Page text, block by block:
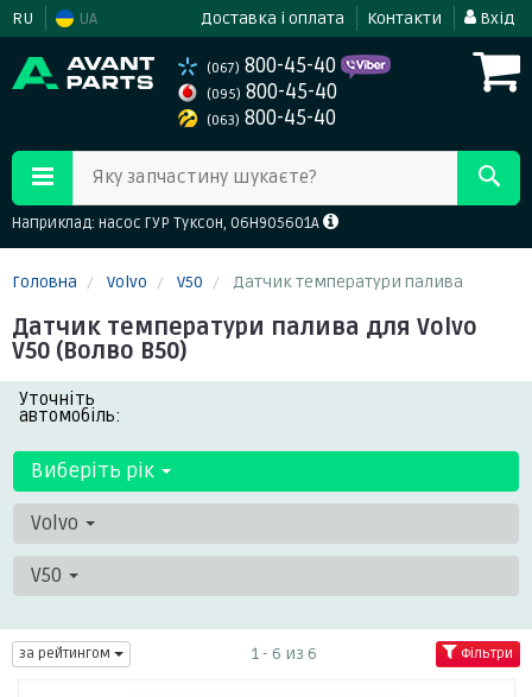
RU UA Доставка і оплата Контакти Вхід
(067) 800-45-40
(095) 800-45-40
(063) 800-45-40
Яку запчастину шукаєте?
Наприклад: насос ГУР Туксон, 06H905601A
Головна Volvo V50 Датчик температури палива
Датчик температури палива для Volvo
V50 (Волво В50)
Уточніть
автомобіль:
Виберіть рік
Volvo
V50
за рейтингом 1 - 6 из 6 Фільтри